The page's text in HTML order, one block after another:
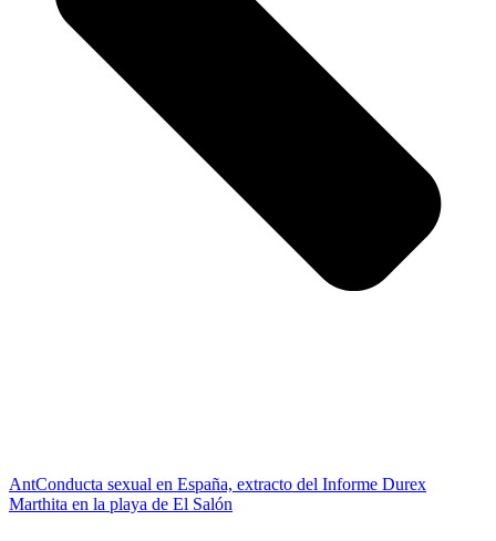
AntConducta sexual en España, extracto del Informe Durex
Marthita en la playa de El Salón